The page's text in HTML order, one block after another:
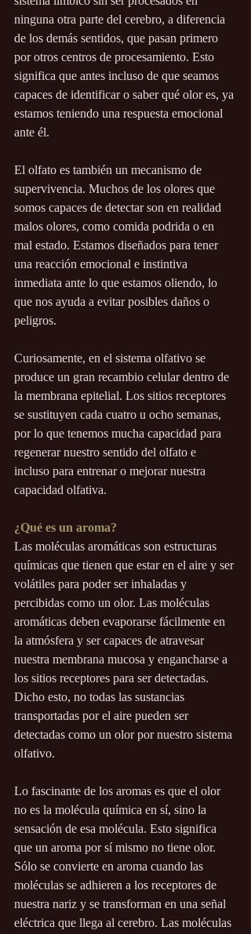
ninguna otra parte del cerebro, a diferencia
de los demás sentidos, que pasan primero
por otros centros de procesamiento. Esto
significa que antes incluso de que seamos
capaces de identificar o saber qué olor es, ya
estamos teniendo una respuesta emocional
ante él.
El olfato es también un mecanismo de
supervivencia. Muchos de los olores que
somos capaces de detectar son en realidad
malos olores, como comida podrida o en
mal estado. Estamos diseñados para tener
una reacción emocional e instintiva
inmediata ante lo que estamos oliendo, lo
que nos ayuda a evitar posibles daños o
peligros.
Curiosamente, en el sistema olfativo se
produce un gran recambio celular dentro de
la membrana epitelial. Los sitios receptores
se sustituyen cada cuatro u ocho semanas,
por lo que tenemos mucha capacidad para
regenerar nuestro sentido del olfato e
incluso para entrenar o mejorar nuestra
capacidad olfativa.
¿Qué es un aroma?
Las moléculas aromáticas son estructuras
químicas que tienen que estar en el aire y ser
volátiles para poder ser inhaladas y
percibidas como un olor. Las moléculas
aromáticas deben evaporarse fácilmente en
la atmósfera y ser capaces de atravesar
nuestra membrana mucosa y engancharse a
los sitios receptores para ser detectadas.
Dicho esto, no todas las sustancias
transportadas por el aire pueden ser
detectadas como un olor por nuestro sistema
olfativo.
Lo fascinante de los aromas es que el olor
no es la molécula química en sí, sino la
sensación de esa molécula. Esto significa
que un aroma por sí mismo no tiene olor.
Sólo se convierte en aroma cuando las
moléculas se adhieren a los receptores de
nuestra nariz y se transforman en una señal
eléctrica que llega al cerebro. Las moléculas